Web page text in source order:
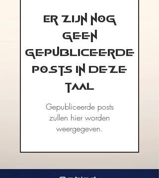
Er zijn nog
geen
gepubliceerde
posts in deze
taal
Gepubliceerde posts
zullen hier worden
weergegeven.